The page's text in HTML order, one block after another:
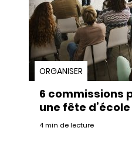
ORGANISER
6 commissions
une fête d’école
4 min de lecture